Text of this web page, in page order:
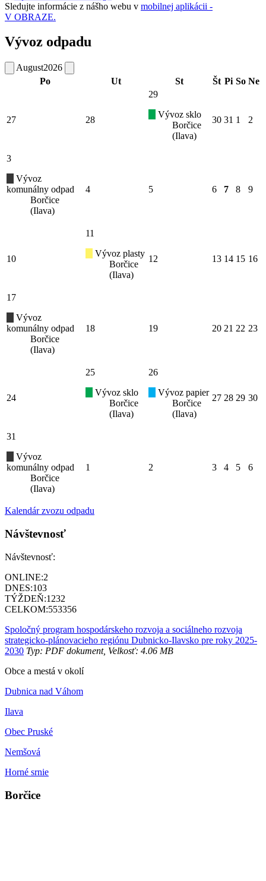
Sledujte informácie z nášho webu v mobilnej aplikácii -
V OBRAZE.
Vývoz odpadu
August2026
Po
Ut St Št Pi So Ne
27 28
29
Vývoz sklo
Borčice
(Ilava)
30 31 1 2
3
Vývoz
komunálny odpad
Borčice
(Ilava)
4 5 6 7 8 9
10
11
Vývoz plasty
Borčice
(Ilava)
12 13 14 15 16
17
Vývoz
komunálny odpad
Borčice
(Ilava)
18 19 20 21 22 23
24
25
Vývoz sklo
Borčice
(Ilava)
26
Vývoz papier
Borčice
(Ilava)
27 28 29 30
31
Vývoz
komunálny odpad
Borčice
(Ilava)
1 2 3 4 5 6
Kalendár zvozu odpadu
Návštevnosť
Návštevnosť:
ONLINE:2
DNES:103
TÝŽDEŇ:1232
CELKOM:553356
Spoločný program hospodárskeho rozvoja a sociálneho rozvoja
strategicko-plánovacieho regiónu Dubnicko-Ilavsko pre roky 2025-
2030 Typ: PDF dokument, Velkosť: 4.06 MB
Obce a mestá v okolí
Dubnica nad Váhom
Ilava
Obec Pruské
Nemšová
Horné srnie
Borčice